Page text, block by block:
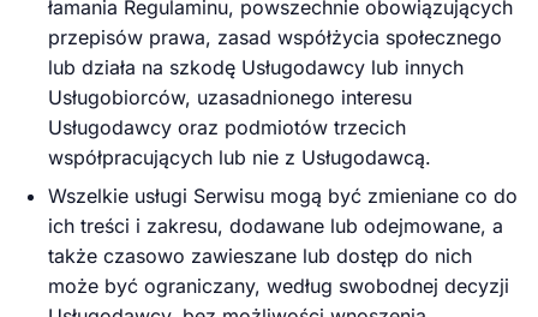
łamania Regulaminu, powszechnie obowiązujących
przepisów prawa, zasad współżycia społecznego
lub działa na szkodę Usługodawcy lub innych
Usługobiorców, uzasadnionego interesu
Usługodawcy oraz podmiotów trzecich
współpracujących lub nie z Usługodawcą.
Wszelkie usługi Serwisu mogą być zmieniane co do
ich treści i zakresu, dodawane lub odejmowane, a
także czasowo zawieszane lub dostęp do nich
może być ograniczany, według swobodnej decyzji